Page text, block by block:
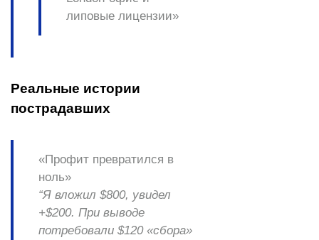
липовые лицензии»
Реальные истории
пострадавших
«Профит превратился в
ноль»
“Я вложил $800, увидел
+$200. При выводе
потребовали $120 «сбора»